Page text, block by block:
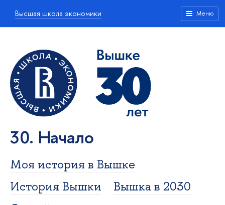
Высшая школа экономики Меню
30. Начало
Моя история в Вышке
История Вышки
Вышка в 2030